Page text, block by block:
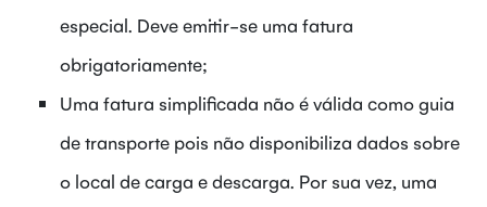
especial. Deve emitir-se uma fatura
obrigatoriamente;
Uma fatura simplificada não é válida como guia
de transporte pois não disponibiliza dados sobre
o local de carga e descarga. Por sua vez, uma